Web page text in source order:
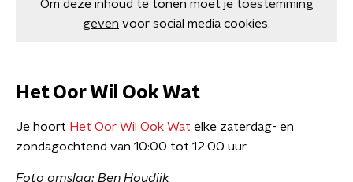
Om deze inhoud te tonen moet je toestemming
geven voor social media cookies.
Het Oor Wil Ook Wat
Je hoort Het Oor Wil Ook Wat elke zaterdag- en
zondagochtend van 10:00 tot 12:00 uur.
Foto omslag: Ben Houdijk